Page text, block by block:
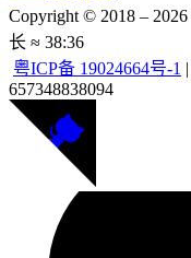
Copyright © 2018 – 2026
长 ≈ 38:36
粤ICP备 19024664号-1 |
657348838094